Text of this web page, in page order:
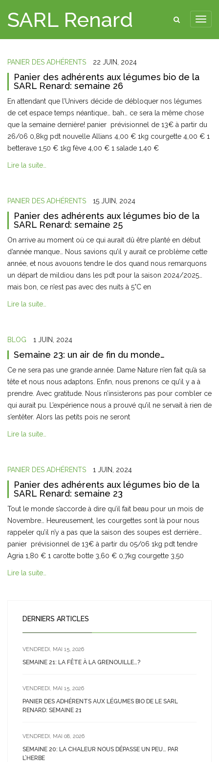
SARL Renard
PANIER DES ADHÉRENTS 22 JUIN, 2024
Panier des adhérents aux légumes bio de la
SARL Renard: semaine 26
En attendant que l’Univers décide de débloquer nos légumes
de cet espace temps néantique… bah… ce sera la même chose
que la semaine dernière! panier prévisionnel de 13€ à partir du
26/06 0,8kg pdt nouvelle Allians 4,00 € 1kg courgette 4,00 € 1
betterave 1,50 € 1kg fève 4,00 € 1 salade 1,40 €
Lire la suite…
PANIER DES ADHÉRENTS 15 JUIN, 2024
Panier des adhérents aux légumes bio de la
SARL Renard: semaine 25
On arrive au moment où ce qui aurait dû être planté en début
d’année manque… Nous savions qu’il y aurait ce problème cette
année, et nous avouons tendre le dos quand nous remarquons
un départ de mildiou dans les pdt pour la saison 2024/2025…
mais bon, ce n’est pas avec des nuits à 5°C en
Lire la suite…
BLOG 1 JUIN, 2024
Semaine 23: un air de fin du monde…
Ce ne sera pas une grande année. Dame Nature n’en fait qu’à sa
tête et nous nous adaptons. Enfin, nous prenons ce qu’il y a à
prendre. Avec gratitude. Nous n’insisterons pas pour combler ce
qui aurait pu. L’expérience nous a prouvé qu’il ne servait à rien de
s’entêter. Alors las petits pois ne seront
Lire la suite…
PANIER DES ADHÉRENTS 1 JUIN, 2024
Panier des adhérents aux légumes bio de la
SARL Renard: semaine 23
Tout le monde s’accorde à dire qu’il fait beau pour un mois de
Novembre… Heureusement, les courgettes sont là pour nous
rappeler qu’il n’y a pas que la saison des soupes est derrière…
panier prévisionnel de 13€ à partir du 05/06 1kg pdt tendre
Agria 1,80 € 1 carotte botte 3,60 € 0,7kg courgette 3,50
Lire la suite…
DERNIERS ARTICLES
VENDREDI, MAI 15, 2026
SEMAINE 21: LA FÊTE À LA GRENOUILLE…?
VENDREDI, MAI 15, 2026
PANIER DES ADHÉRENTS AUX LÉGUMES BIO DE LE SARL
RENARD: SEMAINE 21
VENDREDI, MAI 08, 2026
SEMAINE 20: LA CHALEUR NOUS DÉPASSE UN PEU… PAR
L’HERBE